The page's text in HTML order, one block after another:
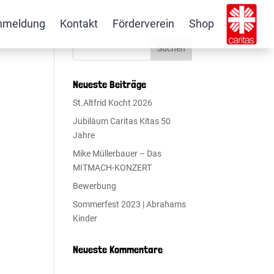
Kontakt Förderverein Shop
Neueste Beiträge
St.Altfrid Kocht 2026
Jubiläum Caritas Kitas 50
Jahre
Mike Müllerbauer – Das
MITMACH-KONZERT
Bewerbung
Sommerfest 2023 | Abrahams
Kinder
Neueste Kommentare